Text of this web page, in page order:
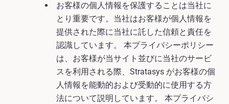
お客様の個人情報を保護することは当社に
とり重要です。当社はお客様が個人情報を
提供された際に当社に託した信頼と責任を
認識しています。 本プライバシーポリシー
は、お客様が当サイト並びに当社のサービ
スを利用される際、Stratasys がお客様の個
人情報を能動的および受動的に使用する方
法について説明しています。 本プライバシ